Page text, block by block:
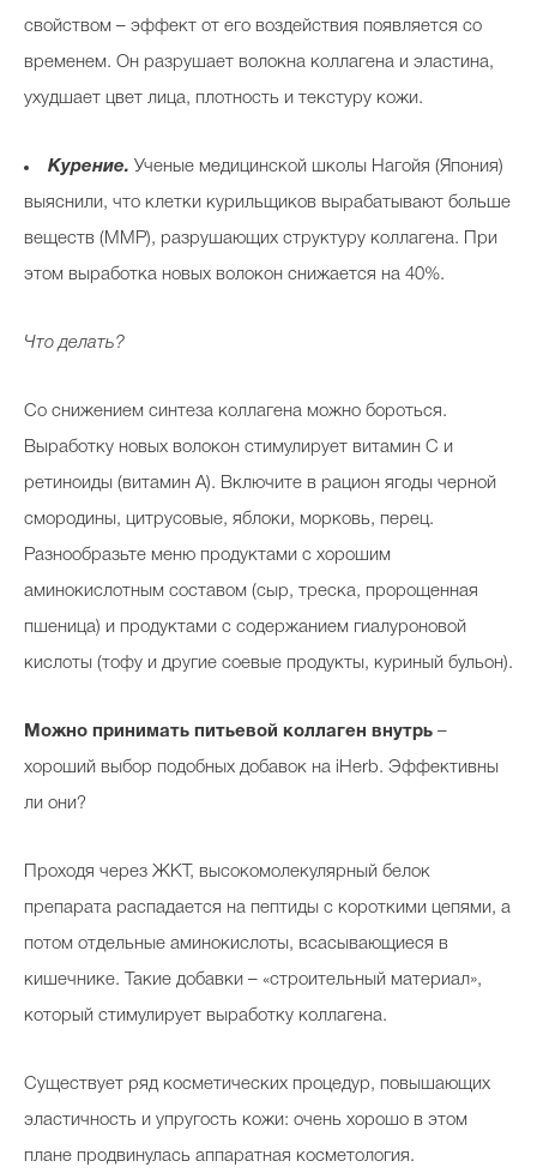
свойством – эффект от его воздействия появляется со
временем. Он разрушает волокна коллагена и эластина,
ухудшает цвет лица, плотность и текстуру кожи.
Курение. Ученые медицинской школы Нагойя (Япония)
выяснили, что клетки курильщиков вырабатывают больше
веществ (ММР), разрушающих структуру коллагена. При
этом выработка новых волокон снижается на 40%.
Что делать?
Со снижением синтеза коллагена можно бороться.
Выработку новых волокон стимулирует витамин С и
ретиноиды (витамин А). Включите в рацион ягоды черной
смородины, цитрусовые, яблоки, морковь, перец.
Разнообразьте меню продуктами с хорошим
аминокислотным составом (сыр, треска, пророщенная
пшеница) и продуктами с содержанием гиалуроновой
кислоты (тофу и другие соевые продукты, куриный бульон).
Можно принимать питьевой коллаген внутрь –
хороший выбор подобных добавок на iHerb. Эффективны
ли они?
Проходя через ЖКТ, высокомолекулярный белок
препарата распадается на пептиды с короткими цепями, а
потом отдельные аминокислоты, всасывающиеся в
кишечнике. Такие добавки – «строительный материал»,
который стимулирует выработку коллагена.
Существует ряд косметических процедур, повышающих
эластичность и упругость кожи: очень хорошо в этом
плане продвинулась аппаратная косметология.